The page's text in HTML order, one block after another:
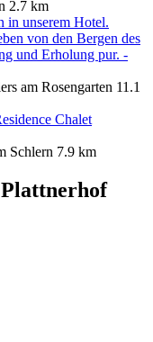
2.7 km
am Rosengarten 11.1
Schlern 7.9 km
Plattnerhof